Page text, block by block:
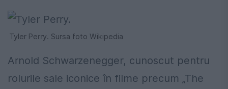
Tyler Perry. Sursa foto Wikipedia
Arnold Schwarzenegger, cunoscut pentru
rolurile sale iconice în filme precum „The